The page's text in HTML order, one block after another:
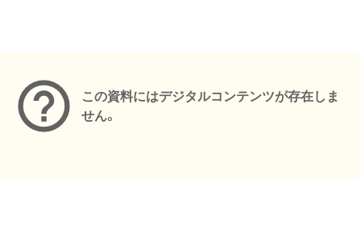
この資料にはデジタルコンテンツが存在しま
せん。